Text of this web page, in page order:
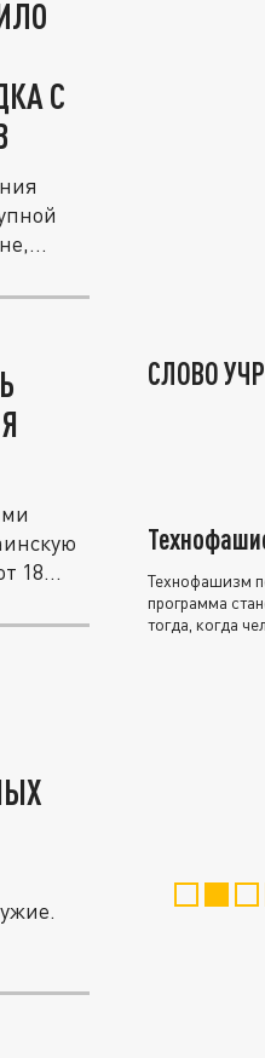
С
18...
СЛОВО
Технофашизм
программа
тогда, когда